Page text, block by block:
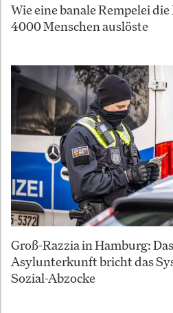
Wie eine banale Rempelei
4000 Menschen auslöste
Groß-Razzia in Hamburg:
Asylunterkunft bricht das
Sozial-Abzocke